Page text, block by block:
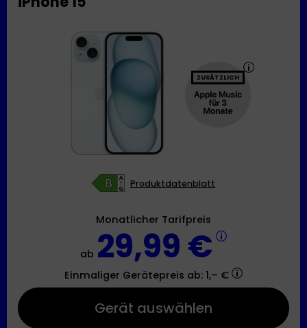
ZUSÄTZLICH
Produktdatenblatt
Monatlicher Tarifpreis
ab 29,99 €
Einmaliger Gerätepreis ab: 1,– €
Gerät auswählen